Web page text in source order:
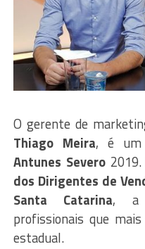
O gerente de
Thiago Meira, é um
Antunes Severo2019.
dos Dirigentes de
Santa Catarina, a
profissionais que
estadual.